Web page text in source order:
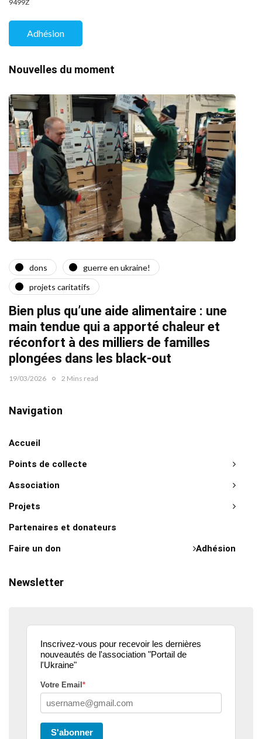
9499Z
Adhésion
Nouvelles du moment
dons
guerre en ukraine!
projets caritatifs
Bien plus qu’une aide alimentaire : une
main tendue qui a apporté chaleur et
réconfort à des milliers de familles
plongées dans les black-out
19/03/2026 2 Mins read
Navigation
Accueil
Points de collecte
Association
Projets
Partenaires et donateurs
Adhésion
Faire un don
Newsletter
Inscrivez-vous pour recevoir les dernières
nouveautés de l'association "Portail de
l'Ukraine"
Votre Email *
S'abonner